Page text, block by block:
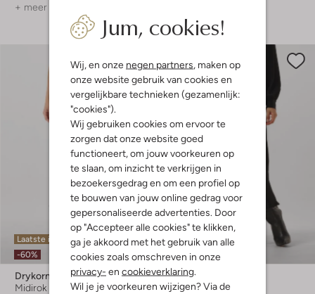
Jum, cookies!
Wij, en onze negen partners, maken op
onze website gebruik van cookies en
vergelijkbare technieken (gezamenlijk:
"cookies").
Wij gebruiken cookies om ervoor te
zorgen dat onze website goed
functioneert, om jouw voorkeuren op
te slaan, om inzicht te verkrijgen in
bezoekersgedrag en om een profiel op
te bouwen van jouw online gedrag voor
gepersonaliseerde advertenties. Door
op "Accepteer alle cookies" te klikken,
ga je akkoord met het gebruik van alle
cookies zoals omschreven in onze
privacy- en cookieverklaring.
Wil je je voorkeuren wijzigen? Via de
+ meer kleuren
Laatste item
-60%
Drykorn
Midirok
Laatste maten
-50%
Summum
Midirok